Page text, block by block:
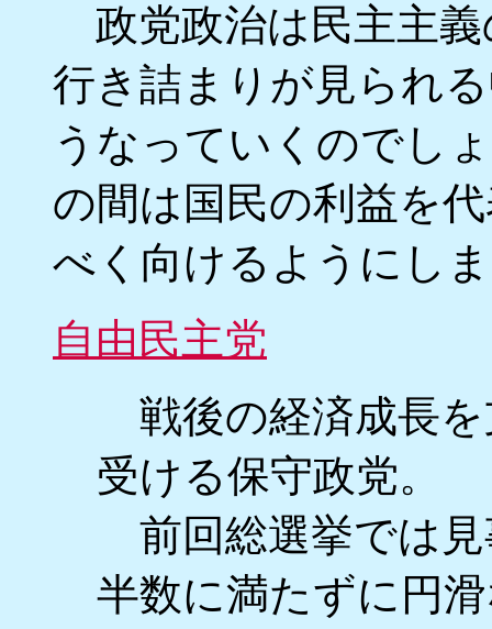
政党政治は民主主義
行き詰まりが見られ
うなっていくのでし
の間は国民の利益を
べく向けるようにし
自由民主党
戦後の経済成長を
受ける保守政党。
前回総選挙では見
半数に満たずに円